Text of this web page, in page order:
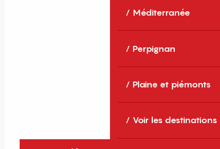
Méditerranée
Perpignan
Plaine et piémonts
Voir les destinations